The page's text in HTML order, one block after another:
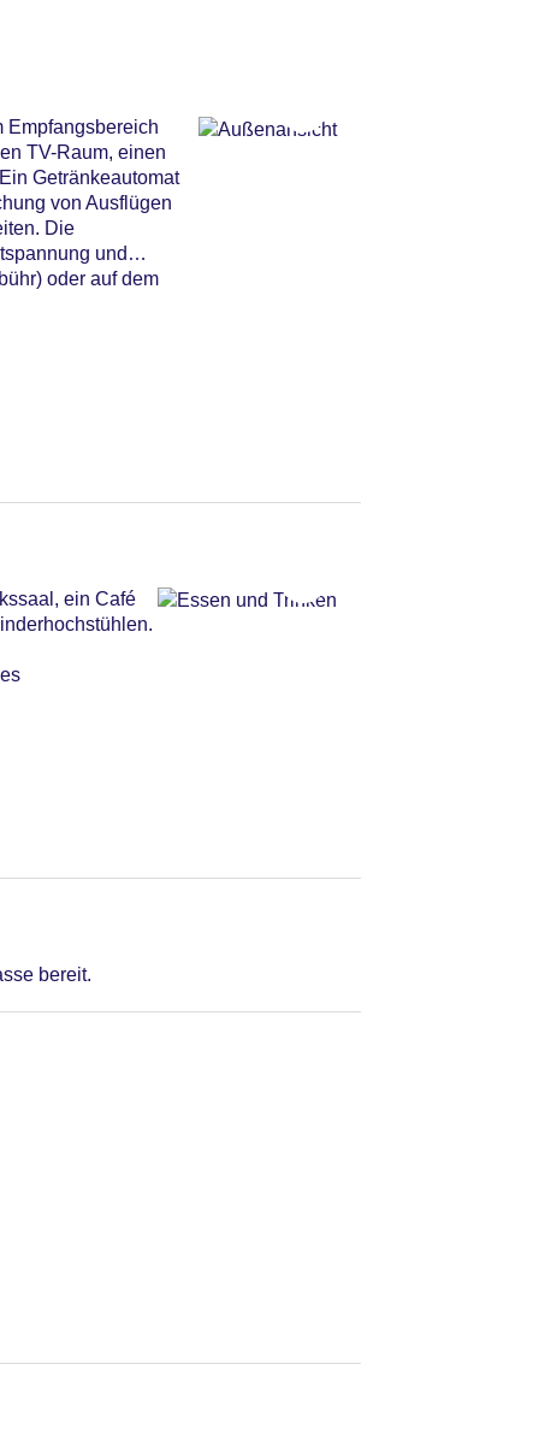
Empfangsbereich
TV-Raum, einen
Getränkeautomat
von Ausflügen
Die
und
oder auf dem
ein Café
bereit.